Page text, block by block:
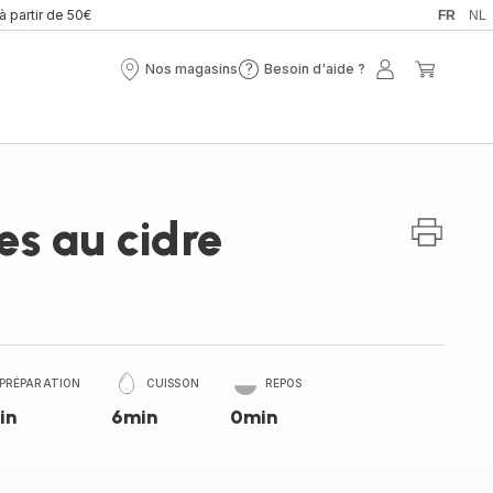
partir de 50€ FR NL
Nos magasins
Nos
Besoin d'aide ?
Besoin
Mon
au cidre
CUISSON
6min
REPOS
0min